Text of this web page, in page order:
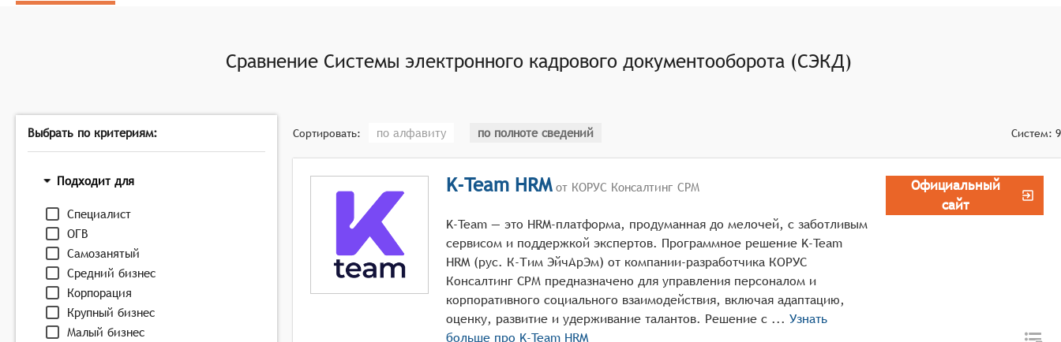
Отчётность и аналитика: Генерация отчётов по кадровым показателям, анализ эффективности работы персонала и выявление тенденций для принятия управленческих
Интеграция с бухгалтерскими системами: Обмен данными с системами бухгалтерского учёта для автоматического расчёта налогов, взносов и других финансовых
Сравнение Системы электронного кадрового документооборота (СЭКД)
Выбрать по критериям:
Подходит для
Специалист
ОГВ
Самозанятый
Средний бизнес
Корпорация
Крупный бизнес
Малый бизнес
Сортировать: по алфавиту по полноте сведений Систем: 9
K-Team HRMот КОРУС Консалтинг СРМ
K-Team — это HRM-платформа, продуманная до мелочей, c заботливым
сервисом и поддержкой экспертов. Программное решение K-Team
HRM (рус. К-Тим ЭйчАрЭм) от компании-разработчика КОРУС
Консалтинг СРМ предназначено для управления персоналом и
корпоративного социального взаимодействия, включая адаптацию,
оценку, развитие и удерживание талантов. Решение с ... Узнать
больше про K-Team HRM
Официальный
сайт